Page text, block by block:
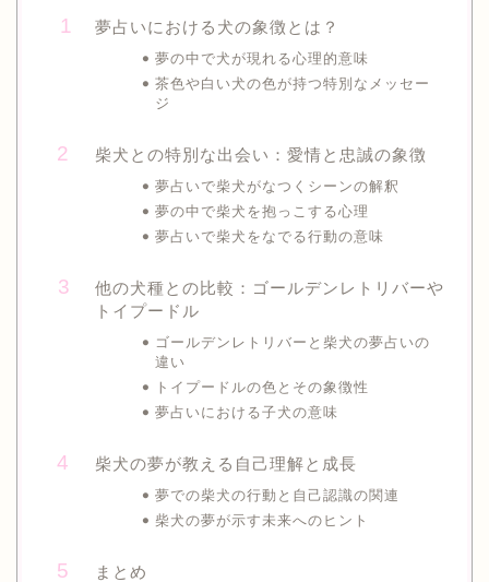
夢占いにおける犬の象徴とは？
夢の中で犬が現れる心理的意味
茶色や白い犬の色が持つ特別なメッセー
ジ
柴犬との特別な出会い：愛情と忠誠の象徴
夢占いで柴犬がなつくシーンの解釈
夢の中で柴犬を抱っこする心理
夢占いで柴犬をなでる行動の意味
他の犬種との比較：ゴールデンレトリバーや
トイプードル
ゴールデンレトリバーと柴犬の夢占いの
違い
トイプードルの色とその象徴性
夢占いにおける子犬の意味
柴犬の夢が教える自己理解と成長
夢での柴犬の行動と自己認識の関連
柴犬の夢が示す未来へのヒント
まとめ